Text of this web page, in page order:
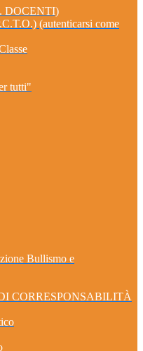
DOCENTI)
(autenticarsi come
tutti"
Bullismo e
CORRESPONSABILITÀ